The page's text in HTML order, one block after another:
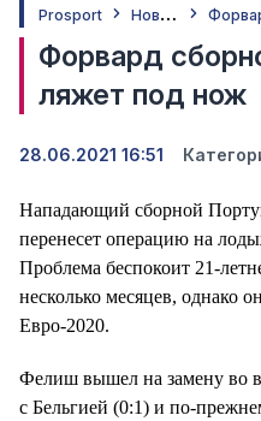
Prosport Н
овини
Форвард
ляжет под нож
28.06.2021 16:51
Нападающий сборной
перенесет операцию на
Проблема беспокоит 21-
несколько месяцев, однако
Евро-2020.
Фелиш вышел на замену во
с Бельгией (0:1) и по-